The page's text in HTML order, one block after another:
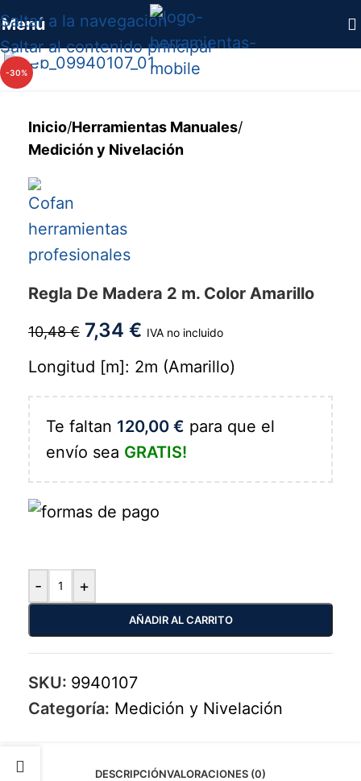
Saltar a la navegación
Saltar al contenido principal
Menú
-30%
Haga clic para ampliar
Inicio/Herramientas Manuales/
Medición y Nivelación
Regla De Madera 2 m. Color Amarillo
10,48€ 7,34 € IVA no incluido
Longitud [m]: 2m (Amarillo)
Te faltan 120,00 € para que el
envío sea GRATIS!
- +
AÑADIR AL CARRITO
SKU: 9940107
Categoría: Medición y Nivelación
DESCRIPCIÓNVALORACIONES (0)